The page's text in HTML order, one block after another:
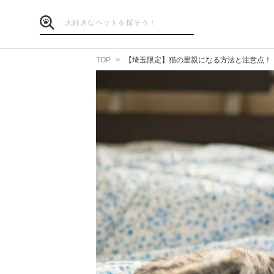
TOP 【埼玉限定】猫の里親になる方法と注意点！